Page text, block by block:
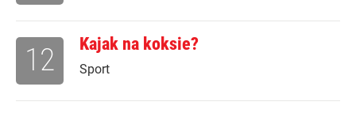
Kajak na koksie?
Sport
12